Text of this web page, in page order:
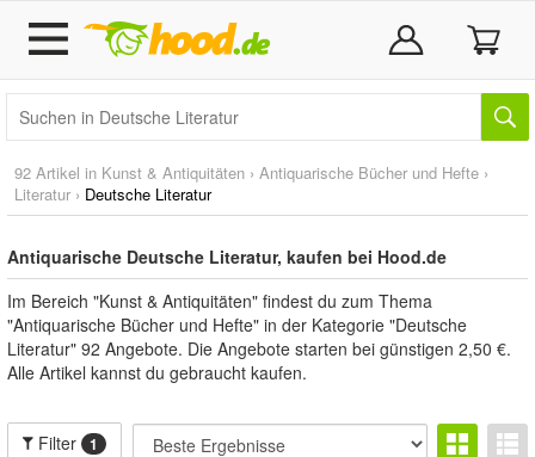
92 Artikel in Kunst & Antiquitäten › Antiquarische Bücher und Hefte ›
Literatur › Deutsche Literatur
Antiquarische Deutsche Literatur, kaufen bei Hood.de
Im Bereich "Kunst & Antiquitäten" findest du zum Thema
"Antiquarische Bücher und Hefte" in der Kategorie "Deutsche
Literatur" 92 Angebote. Die Angebote starten bei günstigen 2,50 €.
Alle Artikel kannst du gebraucht kaufen.
Filter 1